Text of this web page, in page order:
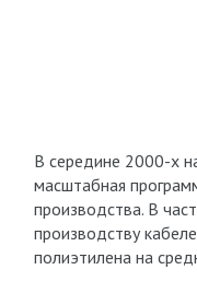
В середине 2000-х
масштабная
производства. В
производству
полиэтилена на